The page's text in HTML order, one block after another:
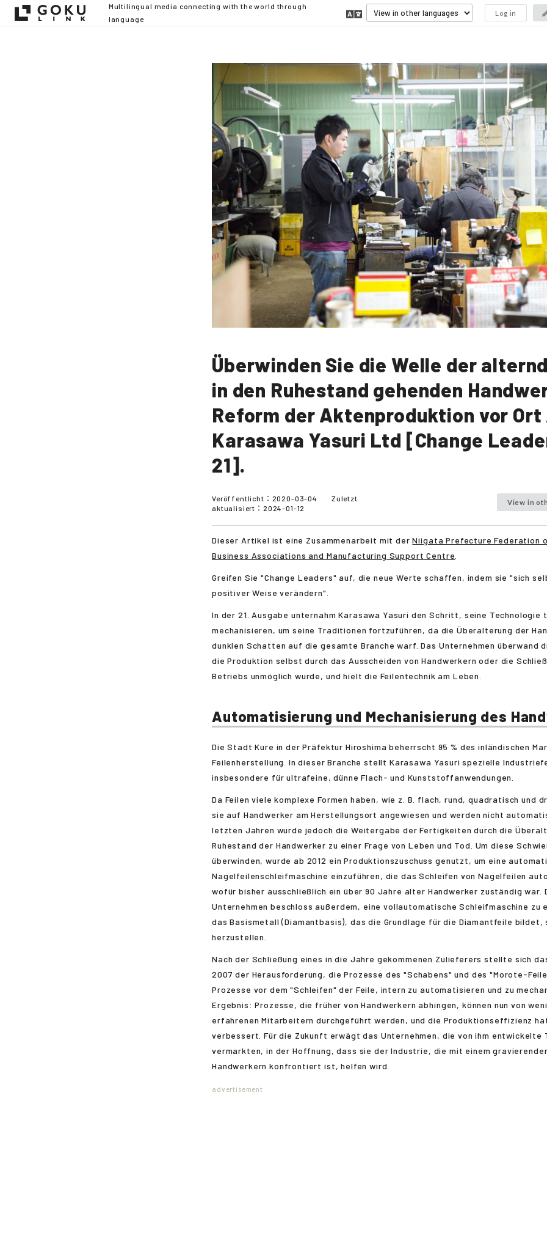
Multilingual media connecting with the world through
language
Log in
Überwinden Sie die Welle der
in den Ruhestand gehenden
Reform der Aktenproduktion vor
Karasawa Yasuri Ltd [Change
21].
Veröffentlicht： 2020-03-04
Zuletzt
aktualisiert： 2024-01-12
View in
Dieser Artikel ist eine Zusammenarbeit mit derNiigata Prefecture Federation
Business Associations and Manufacturing Support Centre
Greifen Sie "Change Leaders" auf, die neue Werte schaffen, indem sie "sich
positiver Weise verändern".
In der 21. Ausgabe unternahm Karasawa Yasuri den Schritt, seine Technologie
mechanisieren, um seine Traditionen fortzuführen, da die Überalterung der
dunklen Schatten auf die gesamte Branche warf. Das Unternehmen überwand
die Produktion selbst durch das Ausscheiden von Handwerkern oder die
Betriebs unmöglich wurde, und hielt die Feilentechnik am Leben.
Automatisierung und Mechanisierung des
Die Stadt Kure in der Präfektur Hiroshima beherrscht 95 % des inländischen
Feilenherstellung. In dieser Branche stellt Karasawa Yasuri spezielle
insbesondere für ultrafeine, dünne Flach- und Kunststoffanwendungen.
Da Feilen viele komplexe Formen haben, wie z. B. flach, rund, quadratisch und
sie auf Handwerker am Herstellungsort angewiesen und werden nicht
letzten Jahren wurde jedoch die Weitergabe der Fertigkeiten durch die
Ruhestand der Handwerker zu einer Frage von Leben und Tod. Um diese
überwinden, wurde ab 2012 ein Produktionszuschuss genutzt, um eine
Nagelfeilenschleifmaschine einzuführen, die das Schleifen von Nagelfeilen
wofür bisher ausschließlich ein über 90 Jahre alter Handwerker zuständig war.
Unternehmen beschloss außerdem, eine vollautomatische Schleifmaschine zu
das Basismetall (Diamantbasis), das die Grundlage für die Diamantfeile bildet,
herzustellen.
Nach der Schließung eines in die Jahre gekommenen Zulieferers stellte sich
2007 der Herausforderung, die Prozesse des "Schabens" und des "Morote-
Prozesse vor dem "Schleifen" der Feile, intern zu automatisieren und zu
Ergebnis: Prozesse, die früher von Handwerkern abhingen, können nun von
erfahrenen Mitarbeitern durchgeführt werden, und die Produktionseffizienz
verbessert. Für die Zukunft erwägt das Unternehmen, die von ihm entwickelte
vermarkten, in der Hoffnung, dass sie der Industrie, die mit einem
Handwerkern konfrontiert ist, helfen wird.
advertisement